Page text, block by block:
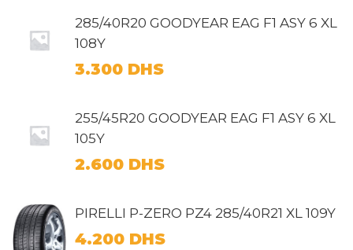
285/40R20 GOODYEAR EAG F1 ASY 6 XL
108Y
3.300 DHS
255/45R20 GOODYEAR EAG F1 ASY 6 XL
105Y
2.600 DHS
PIRELLI P-ZERO PZ4 285/40R21 XL 109Y
4.200 DHS